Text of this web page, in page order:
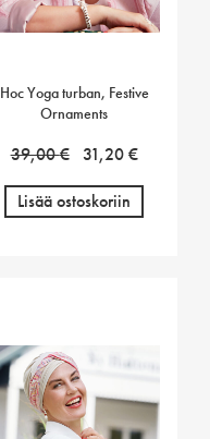
Hoc Yoga turban, Festive
Ornaments
39,00€
Alkuperäinen
oli:
31,20€
Lisää ostoskoriin